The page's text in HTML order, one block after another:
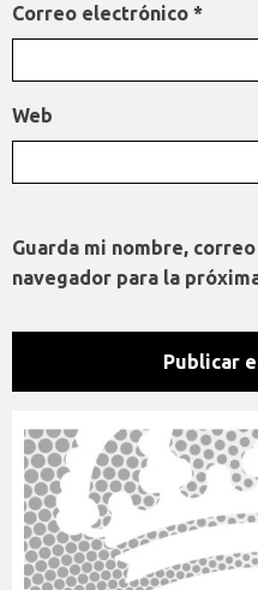
Correo electrónico *
Web
Guarda mi nombre,
navegador para la